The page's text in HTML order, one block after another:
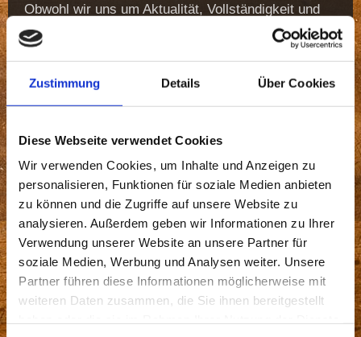
Zustimmung Details Über Cookies
Diese Webseite verwendet Cookies
Wir verwenden Cookies, um Inhalte und Anzeigen zu
personalisieren, Funktionen für soziale Medien anbieten
zu können und die Zugriffe auf unsere Website zu
analysieren. Außerdem geben wir Informationen zu Ihrer
Verwendung unserer Website an unsere Partner für
soziale Medien, Werbung und Analysen weiter. Unsere
Partner führen diese Informationen möglicherweise mit
weiteren Daten zusammen, die Sie ihnen bereitgestellt
Obwohl wir uns um Aktualität, Vollständigkeit und
Richtigkeit der Inhalte unserer Seiten bemühen,
können wir hierfür keine Garantie übernehmen.
Nach § 7 Absatz 1 TDG sind wir als
Diensteanbieter für eigene Inhalte auf unseren
Eine Verpflichtung zur Überwachung übermittelter
jedoch nicht (§§ 8-10 TDG). Sobald uns
Rechtsverstöße bekannt werden, werden wir die
entsprechenden Inhalte umgehend entfernen. Eine
dahingehende Haftung wird jedoch erst ab dem
Zeitpunkt der Kenntnis konkreter
Rechtsverletzungen übernommen.
Unsere Seiten enthalten Links auf externe
Webseiten Dritter. Auf die Inhalte dieser verlinkten